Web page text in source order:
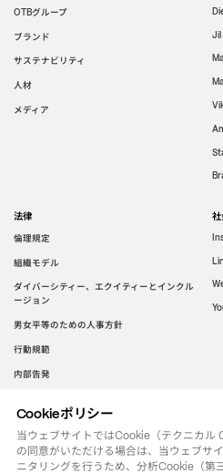
OTBグループ
ブランド
サステナビリティ
人材
メディア
Jil
法律
倫理規定
組織モデル
ダイバーシティー、エクイティーとインクル
ージョン
男女平等のための人事方針
行動規範
内部告発
社
WeChat
Cookieポリシー
当ウェブサイトではCookie（テクニカル
の同意がいただける場合は、当ウェブサ
ニタリングを行うため、分析Cookie（第